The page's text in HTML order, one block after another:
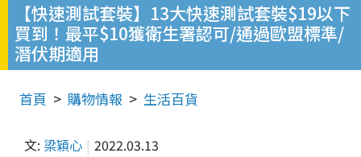
【快速測試套裝】13大快速測試套裝$19以下
買到！最平$10獲衛生署認可/通過歐盟標準/
潛伏期適用
首頁 購物情報 生活百貨
文: 梁穎心 2022.03.13